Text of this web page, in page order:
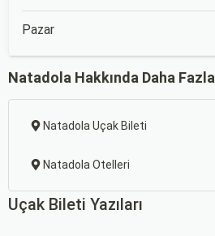
Pazar
Natadola Hakkında Daha Fazla
Natadola Uçak Bileti
Natadola Otelleri
Uçak Bileti Yazıları